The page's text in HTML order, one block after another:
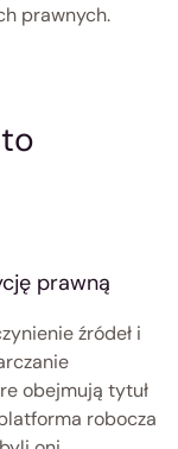
prawnych.
prawną
źródeł i
obejmują tytuł
robocza